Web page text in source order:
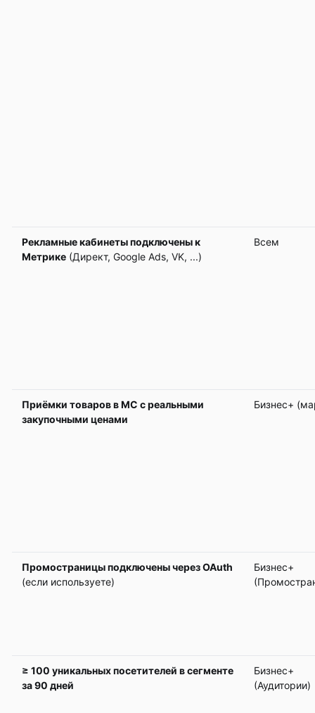
Рекламные кабинеты подключены к
Метрике (Директ, Google Ads, VK, ...)
Всем
Приёмки товаров в МС с реальными
закупочными ценами
Бизнес+
Промостраницы подключены через OAuth
(если используете)
Бизнес+
≥ 100 уникальных посетителей в сегменте
за 90 дней
Бизнес+
(Аудитории)